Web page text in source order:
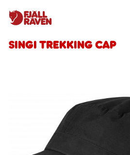
Singi Trekking Cap